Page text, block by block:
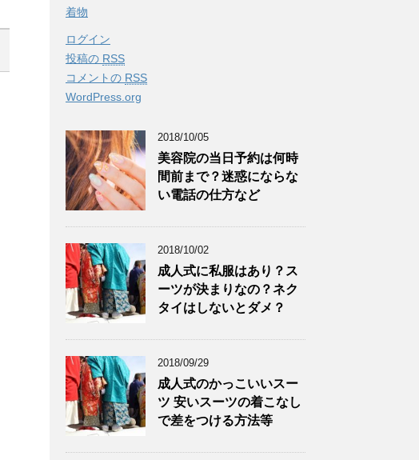
着物
ログイン
投稿の RSS
コメントの RSS
WordPress.org
2018/10/05
美容院の当日予約は何時
間前まで？迷惑にならな
い電話の仕方など
2018/10/02
成人式に私服はあり？ス
ーツが決まりなの？ネク
タイはしないとダメ？
2018/09/29
成人式のかっこいいスー
ツ 安いスーツの着こなし
で差をつける方法等